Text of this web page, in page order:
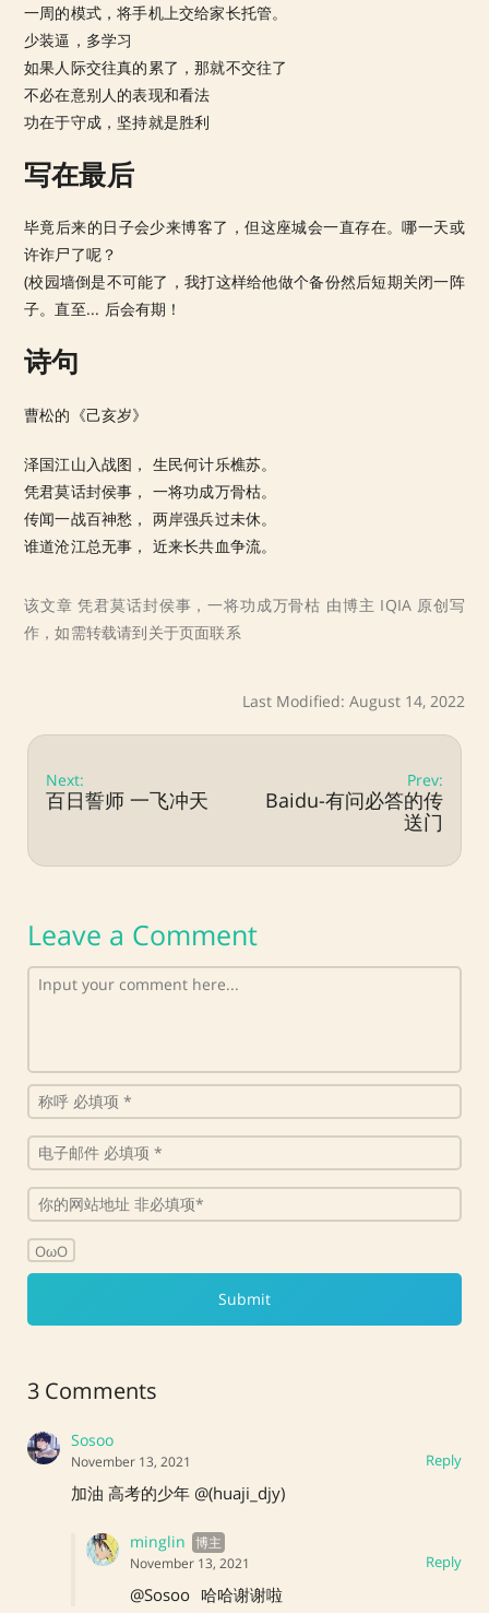
一周的模式，将手机上交给家长托管。
少装逼，多学习
如果人际交往真的累了，那就不交往了
不必在意别人的表现和看法
功在于守成，坚持就是胜利
写在最后
毕竟后来的日子会少来博客了，但这座城会一直存在。哪一天或
许诈尸了呢？
(校园墙倒是不可能了，我打这样给他做个备份然后短期关闭一阵
子。直至... 后会有期！
诗句
曹松的《己亥岁》
泽国江山入战图， 生民何计乐樵苏。
凭君莫话封侯事， 一将功成万骨枯。
传闻一战百神愁， 两岸强兵过未休。
谁道沧江总无事， 近来长共血争流。
该文章 凭君莫话封侯事，一将功成万骨枯 由博主 IQIA 原创写
作，如需转载请到关于页面联系
Last Modified: August 14, 2022
Next:
百日誓师 一飞冲天
Prev:
Baidu-有问必答的传
送门
Leave a Comment
OωO
3 Comments
Sosoo
Reply
November 13, 2021
加油 高考的少年 @(huaji_djy)
minglin
Reply
November 13, 2021
@Sosoo 哈哈谢谢啦